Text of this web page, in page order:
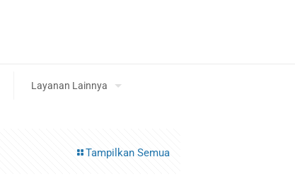
Layanan Lainnya
Tampilkan Semua